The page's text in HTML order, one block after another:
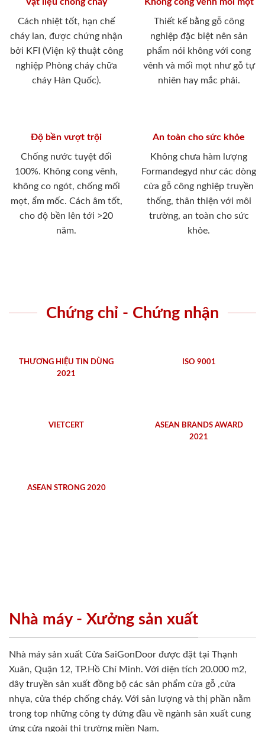
Cách nhiệt tốt, hạn chế
cháy lan, được chứng nhận
bởi KFI (Viện kỹ thuật công
nghiệp Phòng cháy chữa
cháy Hàn Quốc).
Thiết kế bằng gỗ công
nghiệp đặc biệt nên sản
phẩm nói không với cong
vênh và mối mọt như gỗ tự
nhiên hay mắc phải.
Độ bền vượt trội
Chống nước tuyệt đối
100%. Không cong vênh,
không co ngót, chống mối
mọt, ẩm mốc. Cách âm tốt,
cho độ bền lên tới >20
năm.
An toàn cho sức khỏe
Không chưa hàm lượng
Formandegyd như các dòng
cửa gỗ công nghiệp truyền
thống, thân thiện với môi
trường, an toàn cho sức
khỏe.
Chứng chỉ - Chứng nhận
THƯƠNG HIỆU TIN DÙNG
2021
ISO 9001
VIETCERT
ASEAN BRANDS AWARD
2021
ASEAN STRONG 2020
Nhà máy - Xưởng sản xuất
Nhà máy sản xuất Cửa SaiGonDoor được đặt tại Thạnh
Xuân, Quận 12, TP.Hồ Chí Minh. Với diện tích 20.000 m2,
dây truyền sản xuất đồng bộ các sản phẩm cửa gỗ ,cửa
nhựa, cửa thép chống cháy. Với sản lượng và thị phần nằm
trong top những công ty đứng đầu về ngành sản xuất cung
ứng cửa ngoài thị trường miền Nam.